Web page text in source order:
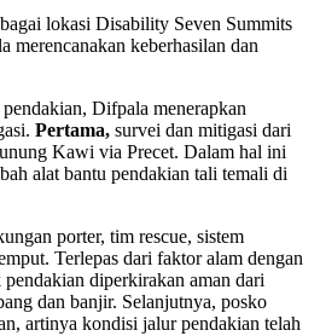
lokasi Disability Seven Summits
keberhasilan dan
Difpala menerapkan
Pertama, survei dan mitigasi dari
Kawi via Precet. Dalam hal ini
alat bantu pendakian tali temali di
porter, tim rescue, sistem
Terlepas dari faktor alam dengan
diperkirakan aman dari
dan banjir. Selanjutnya, posko
artinya kondisi jalur pendakian telah